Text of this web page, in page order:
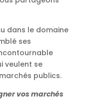
dans le domaine
ses
veulent se
publics.
vos marchés